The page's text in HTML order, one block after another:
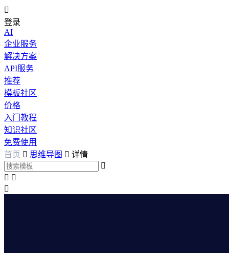

登录
AI
企业服务
解决方案
API服务
推荐
模板社区
价格
入门教程
知识社区
免费使用
首页  思维导图  详情

 
